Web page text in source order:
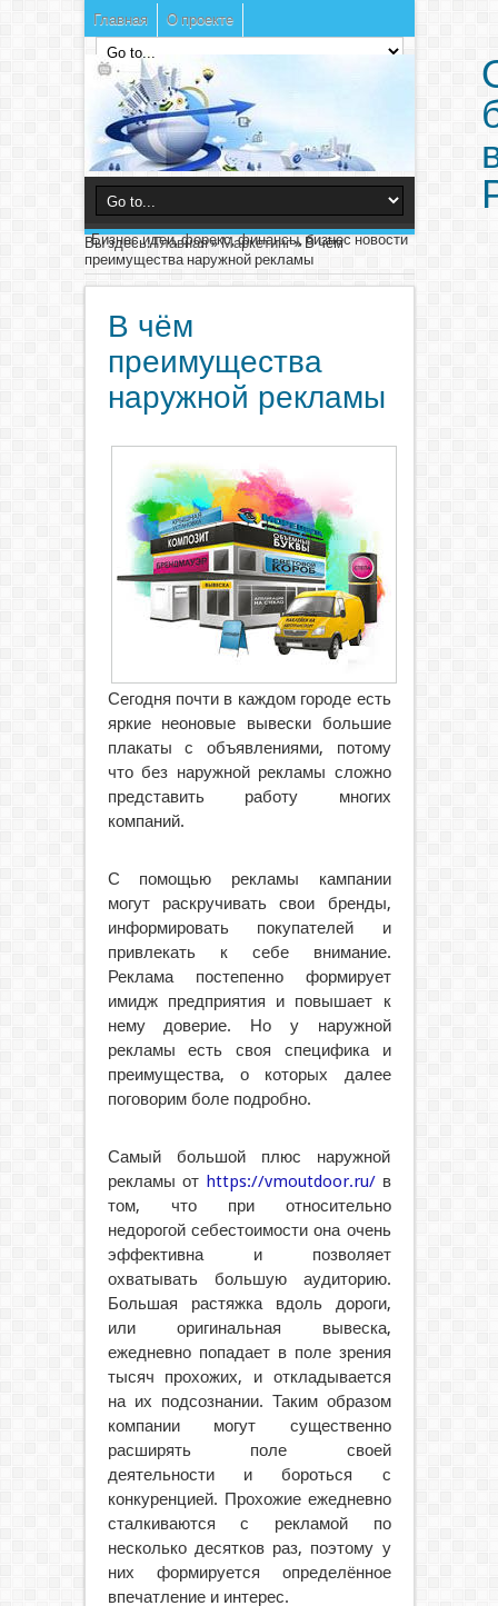
Главная О проекте
Бизнес идеи, форекс, финансы, бизнес новости
Вы здесь:Главная»Маркетинг» В чём
преимущества наружной рекламы
В чём
преимущества
наружной рекламы
Сегодня почти в каждом городе есть
яркие неоновые вывески большие
плакаты с объявлениями, потому
что без наружной рекламы сложно
представить работу многих
компаний.
С помощью рекламы кампании
могут раскручивать свои бренды,
информировать покупателей и
привлекать к себе внимание.
Реклама постепенно формирует
имидж предприятия и повышает к
нему доверие. Но у наружной
рекламы есть своя специфика и
преимущества, о которых далее
поговорим боле подробно.
Самый большой плюс наружной
рекламы от https://vmoutdoor.ru/в
том, что при относительно
недорогой себестоимости она очень
эффективна и позволяет
охватывать большую аудиторию.
Большая растяжка вдоль дороги,
или оригинальная вывеска,
ежедневно попадает в поле зрения
тысяч прохожих, и откладывается
на их подсознании. Таким образом
компании могут существенно
расширять поле своей
деятельности и бороться с
конкуренцией. Прохожие ежедневно
сталкиваются с рекламой по
несколько десятков раз, поэтому у
них формируется определённое
впечатление и интерес.